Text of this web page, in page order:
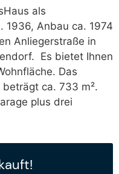
als
1936, Anbau ca. 1974
Anliegerstraße in
Es bietet Ihnen
Das
ca. 733 m².
plus drei